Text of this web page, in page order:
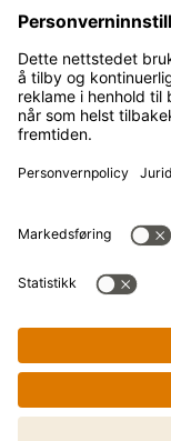
Matlaging gjort
Vanlige spørsmål
Kontakt
Nyhetsbrev
© Kikkoman
Commercial
Juridisk